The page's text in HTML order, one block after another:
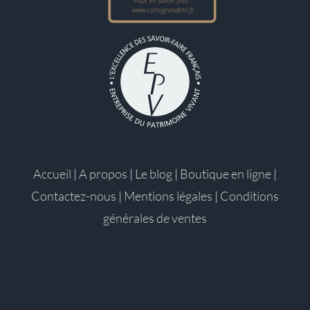
Accueil | A propos | Le blog | Boutique en ligne |
Contactez-nous | Mentions légales | Conditions
générales de ventes